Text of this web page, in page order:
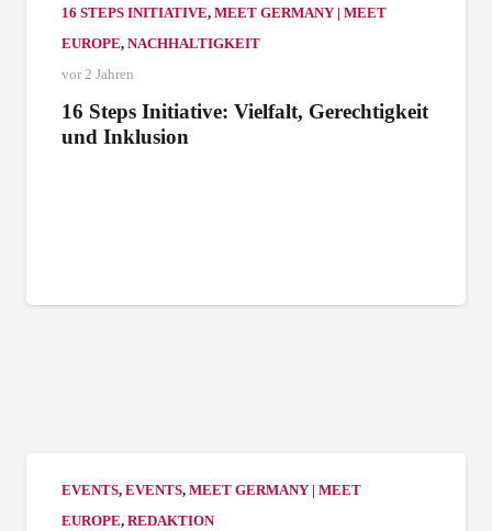
16 STEPS INITIATIVE, MEET GERMANY | MEET
EUROPE, NACHHALTIGKEIT
vor 2 Jahren
16 Steps Initiative: Vielfalt, Gerechtigkeit
und Inklusion
EVENTS, EVENTS, MEET GERMANY | MEET
EUROPE, REDAKTION